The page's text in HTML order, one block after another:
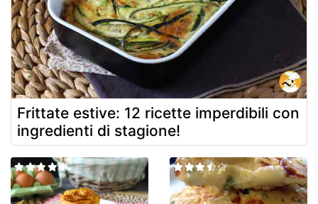
Frittate estive: 12 ricette imperdibili con
ingredienti di stagione!